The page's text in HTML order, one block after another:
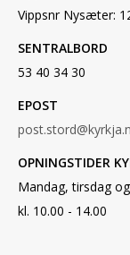
Vippsnr Nysæter:
SENTRALBORD
53 40 34 30
EPOST
OPNINGSTIDER
Mandag, tirsdag
kl. 10.00 - 14.00